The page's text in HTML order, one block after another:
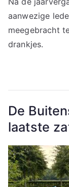
aanwezige
meegebracht
drankjes.
De
laatste